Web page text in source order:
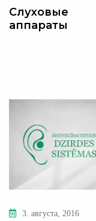
Слуховые
аппараты
3. августа, 2016